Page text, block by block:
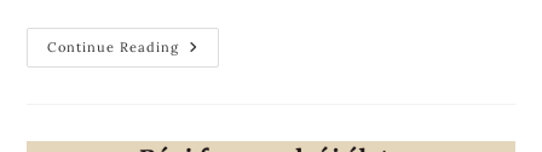
Continue Reading